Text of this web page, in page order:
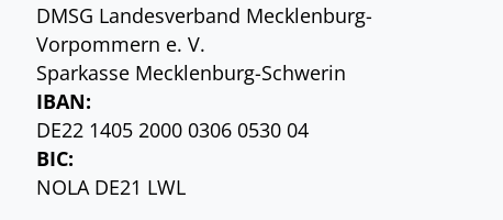
DMSG Landesverband Mecklenburg-
Vorpommern e. V.
Sparkasse Mecklenburg-Schwerin
IBAN:
DE22 1405 2000 0306 0530 04
BIC:
NOLA DE21 LWL